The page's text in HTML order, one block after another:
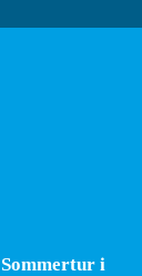
Sommertur i